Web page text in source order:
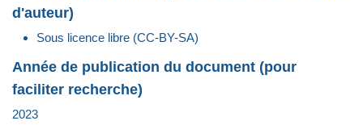
d'auteur)
Sous licence libre (CC-BY-SA)
Année de publication du document (pour
faciliter recherche)
2023